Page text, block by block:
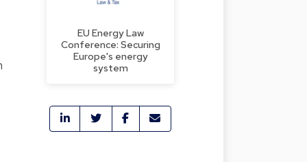
EU Energy Law
Conference: Securing
Europe's energy
system